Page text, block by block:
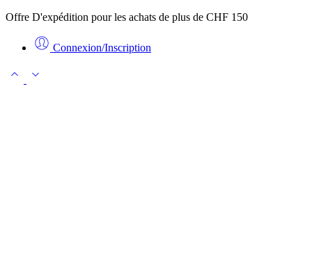
Offre D'expédition pour les achats de plus de CHF 150
Connexion/Inscription